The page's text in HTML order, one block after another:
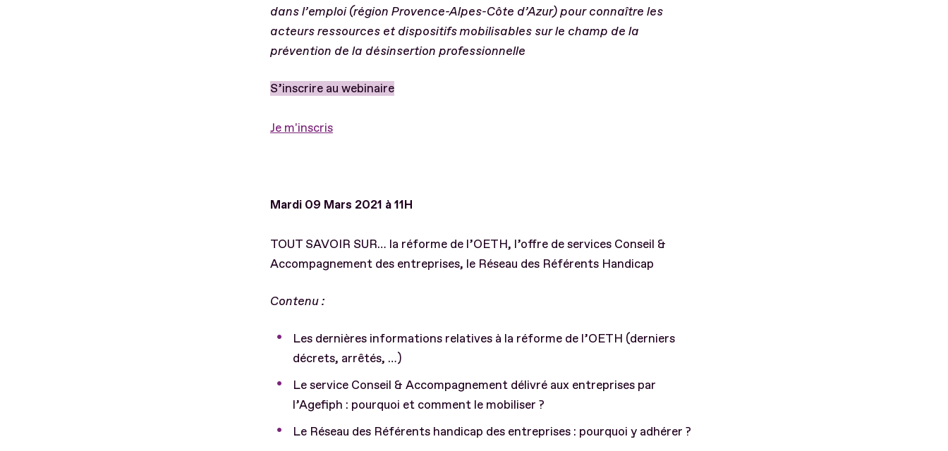
dans l’emploi (région Provence-Alpes-Côte d’Azur) pour connaître les
acteurs ressources et dispositifs mobilisables sur le champ de la
prévention de la désinsertion professionnelle
S’inscrire au webinaire
Je m'inscris
Mardi 09 Mars 2021 à 11H
TOUT SAVOIR SUR… la réforme de l’OETH, l’offre de services Conseil &
Accompagnement des entreprises, le Réseau des Référents Handicap
Contenu :
Les dernières informations relatives à la réforme de l’OETH (derniers
décrets, arrêtés, …)
Le service Conseil & Accompagnement délivré aux entreprises par
l’Agefiph : pourquoi et comment le mobiliser ?
Le Réseau des Référents handicap des entreprises : pourquoi y adhérer ?